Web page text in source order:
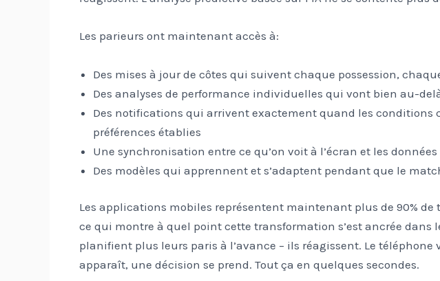
Les parieurs ont maintenant accès à:
Des mises à jour de côtes qui suivent chaque possession,
Des analyses de performance individuelles qui vont bien au-
Des notifications qui arrivent exactement quand les conditions
préférences établies
Une synchronisation entre ce qu’on voit à l’écran et les
Des modèles qui apprennent et s’adaptent pendant que le
Les applications mobiles représentent maintenant plus de 90% de
ce qui montre à quel point cette transformation s’est ancrée dans
planifient plus leurs paris à l’avance – ils réagissent. Le téléphone
apparaît, une décision se prend. Tout ça en quelques secondes.